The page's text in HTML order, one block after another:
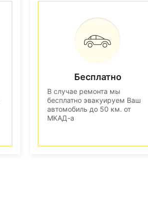
Бесплатно
В случае ремонта мы
бесплатно эвакуируем Ваш
автомобиль до 50 км. от
МКАД-а